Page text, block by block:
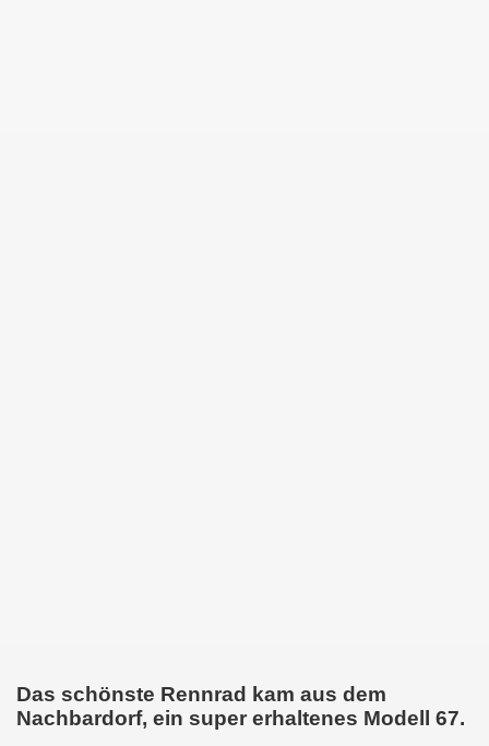
Das schönste Rennrad kam aus dem
Nachbardorf, ein super erhaltenes Modell 67.